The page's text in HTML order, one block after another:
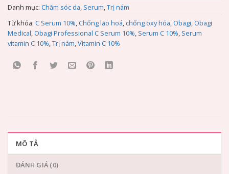
Danh mục: Chăm sóc da, Serum,Trị nám
Từ khóa: C Serum 10%,Chống lão hoá, chống oxy hóa, Obagi, Obagi
Medical, Obagi Professional C Serum 10%, Serum C 10%, Serum
vitamin C 10%,Trị nám,Vitamin C 10%
MÔ TẢ
ĐÁNH GIÁ (0)